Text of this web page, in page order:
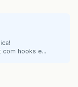
com hooks e...